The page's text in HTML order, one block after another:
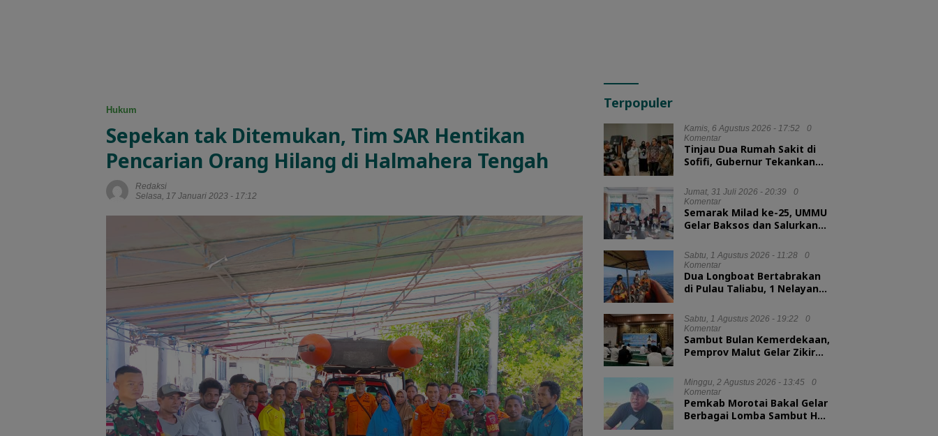
Hukum
Sepekan tak Ditemukan, Tim SAR Hentikan
Pencarian Orang Hilang di Halmahera Tengah
Redaksi
Selasa, 17 Januari 2023 - 17:12
Terpopuler
Kamis, 6 Agustus 2026 - 17:52
0
Komentar
Tinjau Dua Rumah Sakit di
Sofifi, Gubernur Tekankan
Kesehatan
Jumat, 31 Juli 2026 - 20:39
0
Komentar
Semarak Milad ke-25, UMMU
Gelar Baksos dan Salurkan
Mahasiswa Kurang Mampu
Sabtu, 1 Agustus 2026 - 11:28
0
Komentar
Dua Longboat Bertabrakan
di Pulau Taliabu, 1 Nelayan
Sabtu, 1 Agustus 2026 - 19:22
0
Komentar
Sambut Bulan Kemerdekaan,
Pemprov Malut Gelar Zikir
Minggu, 2 Agustus 2026 - 13:45
0
Komentar
Pemkab Morotai Bakal Gelar
Berbagai Lomba Sambut HUT